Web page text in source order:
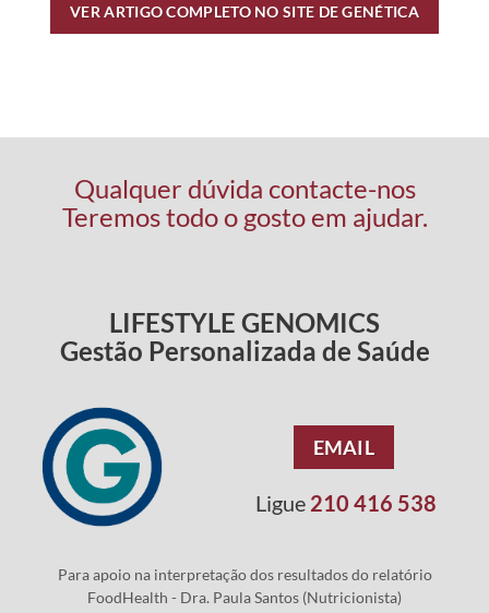
VER ARTIGO COMPLETO NO SITE DE GENÉTICA
Qualquer dúvida contacte-nos
Teremos todo o gosto em ajudar.
LIFESTYLE GENOMICS
Gestão Personalizada de Saúde
EMAIL
Ligue 210 416 538
Para apoio na interpretação dos resultados do relatório
FoodHealth - Dra. Paula Santos (Nutricionista)